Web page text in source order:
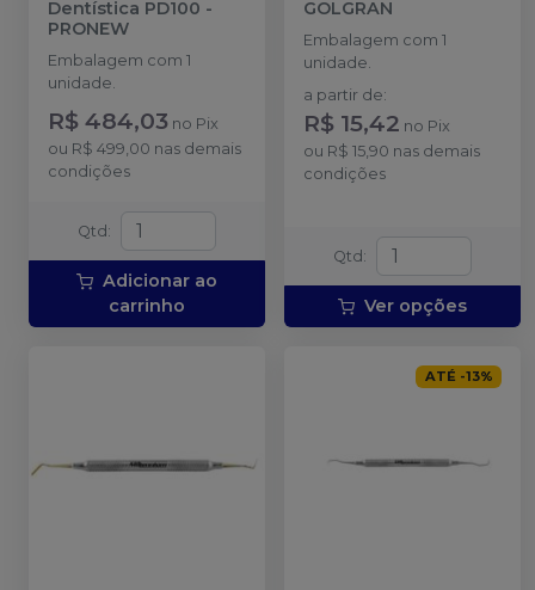
Dentística PD100 -
PRONEW
Embalagem com 1
unidade.
R$ 484,03 no Pix
ou R$ 499,00 nas demais
condições
Qtd :
Adicionar ao
carrinho
GOLGRAN
Embalagem com 1
unidade.
a partir de:
R$ 15,42 no Pix
ou R$ 15,90 nas demais
condições
Qtd :
Ver opções
ATÉ -13%